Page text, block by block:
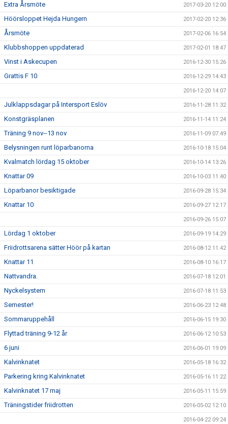
Extra Årsmöte 2017-03-20 12:00
Höörsloppet Hejda Hungern 2017-02-20 12:36
Årsmöte 2017-02-06 16:54
Klubbshoppen uppdaterad 2017-02-01 18:47
Vinst i Askecupen 2016-12-30 15:26
Grattis F 10 2016-12-29 14:43
2016-12-20 14:07
Julklappsdagar på Intersport Eslöv 2016-11-28 11:32
Konstgräsplanen 2016-11-14 11:24
Träning 9 nov--13 nov 2016-11-09 07:49
Belysningen runt löparbanorna 2016-10-18 15:04
Kvalmatch lördag 15 oktober 2016-10-14 13:26
Knattar 09 2016-10-03 11:40
Löparbanor besiktigade 2016-09-28 15:34
Knattar 10 2016-09-27 12:17
2016-09-26 15:07
Lördag 1 oktober 2016-09-19 14:29
Friidrottsarena sätter Höör på kartan 2016-08-12 11:42
Knattar 11 2016-08-10 16:17
Nattvandra. 2016-07-18 12:01
Nyckelsystem 2016-07-18 11:53
Semester! 2016-06-23 12:48
Sommaruppehåll 2016-06-15 19:30
Flyttad träning 9-12 år 2016-06-12 10:53
6 juni 2016-06-01 19:09
Kalvinknatet 2016-05-18 16:32
Parkering kring Kalvinknatet 2016-05-16 11:22
Kalvinknatet 17 maj 2016-05-11 15:59
Träningstider friidrotten 2016-05-02 12:10
2016-04-22 09:24